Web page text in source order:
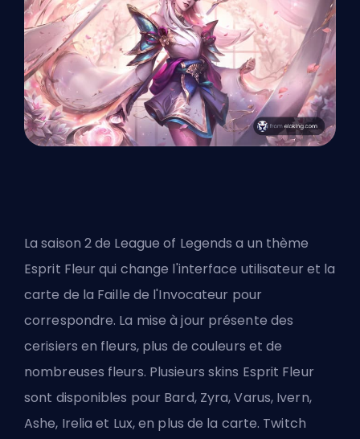
La saison 2 de League of Legends a un thème
Esprit Fleur qui change l'interface utilisateur et la
carte de la Faille de l'Invocateur pour
correspondre. La mise à jour présente des
cerisiers en fleurs, plus de couleurs et de
nombreuses fleurs. Plusieurs skins Esprit Fleur
sont disponibles pour Bard, Zyra, Varus, Ivern,
Ashe, Irelia et Lux, en plus de la carte. Twitch